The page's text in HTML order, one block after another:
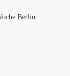
Berlin